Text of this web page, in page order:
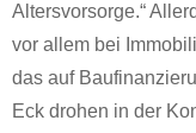
Altersvor­sorge.“
vor allem bei
das auf
Eck dro­hen in der